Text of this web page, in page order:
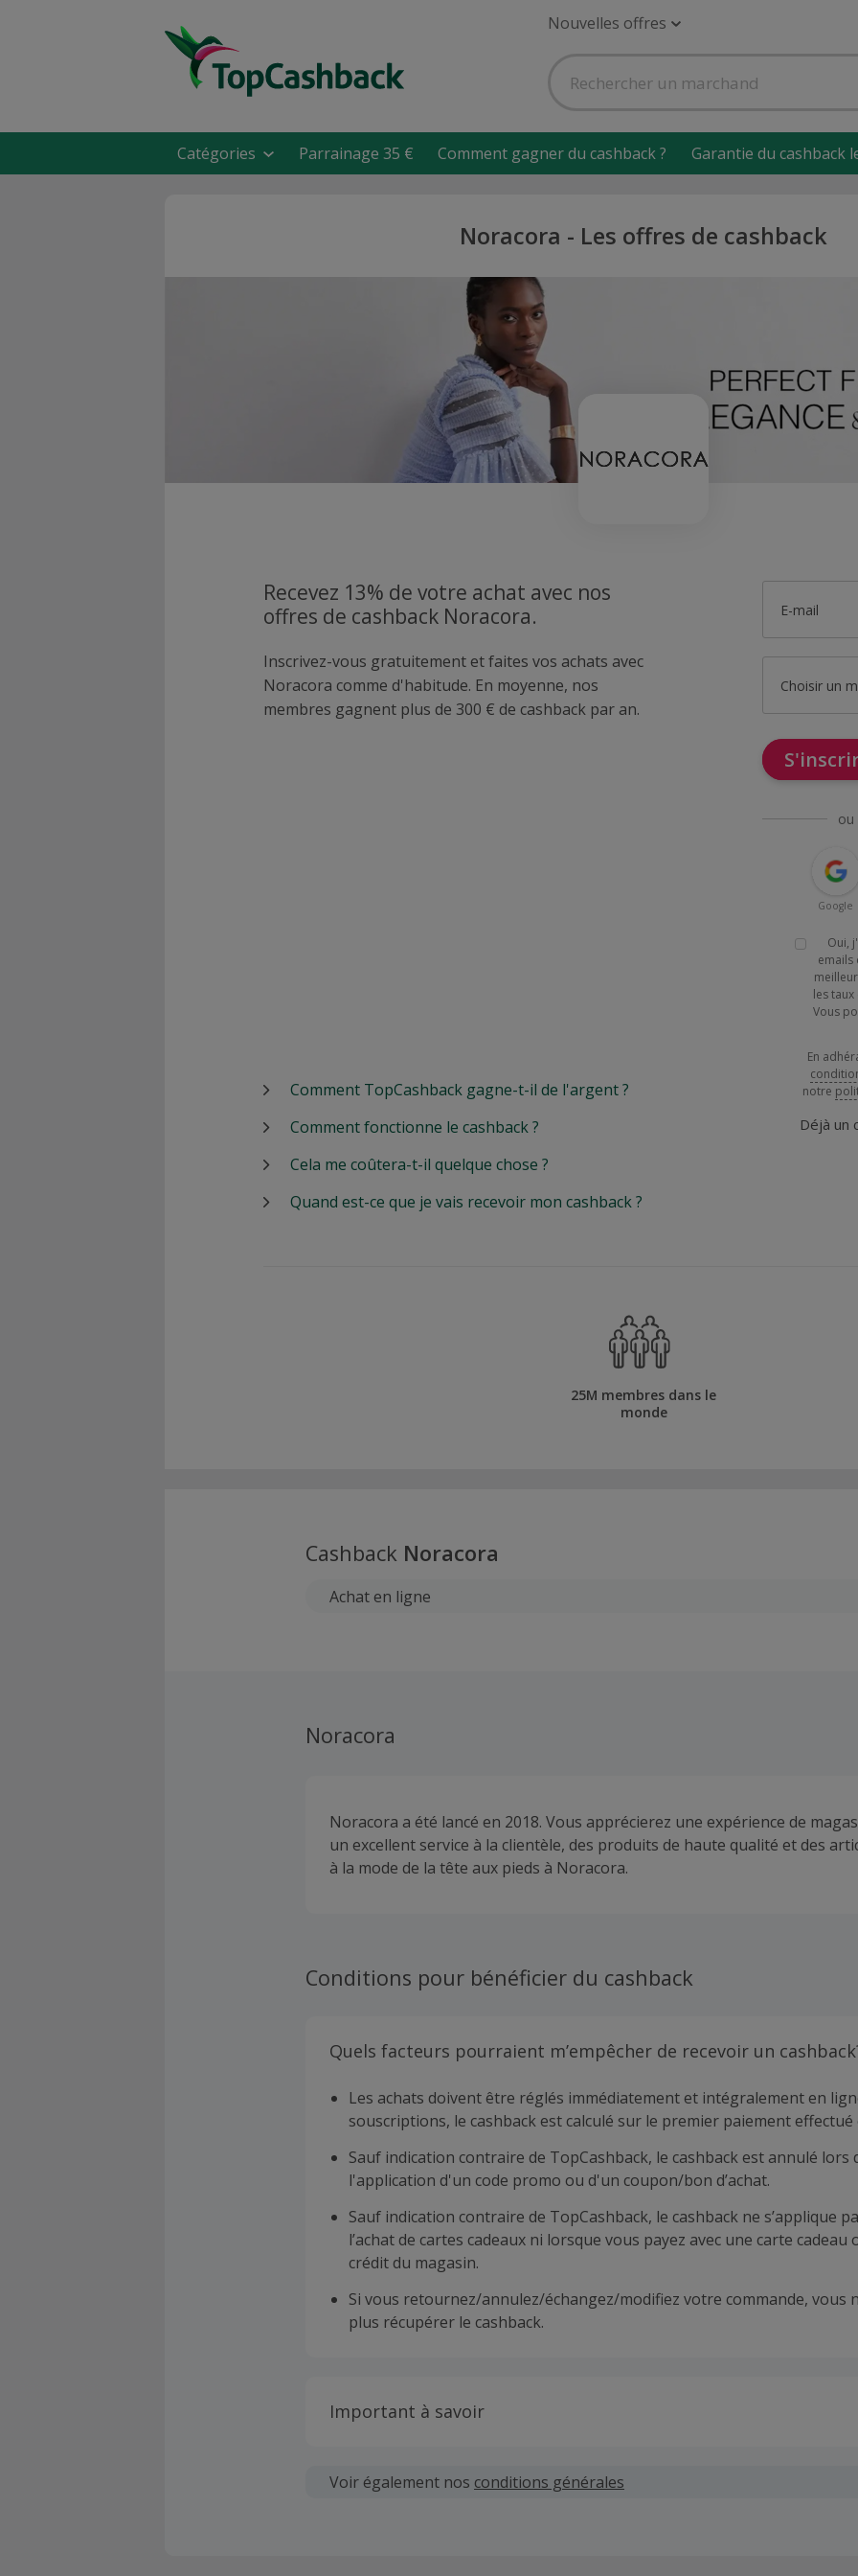
Nouvelles offres
Catégories Parrainage 35 € Comment gagner du cashback ? Garantie du cashback
Noracora - Les offres de cashback
Recevez 13% de votre achat avec nos
offres de cashback Noracora.
Inscrivez-vous gratuitement et faites vos achats avec
Noracora comme d'habitude. En moyenne, nos
membres gagnent plus de 300 € de cashback par an.
E-mail
Choisir un
ou
Google
Oui,
emails
les
Vous
En
notre
Déjà un
Comment TopCashback gagne-t-il de l'argent ?
Comment fonctionne le cashback ?
Cela me coûtera-t-il quelque chose ?
Quand est-ce que je vais recevoir mon cashback ?
25M membres dans le
monde
Cashback Noracora
Achat en ligne
Noracora
Noracora a été lancé en 2018. Vous apprécierez une expérience de
un excellent service à la clientèle, des produits de haute qualité et des
à la mode de la tête aux pieds à Noracora.
Conditions pour bénéficier du cashback
Quels facteurs pourraient m’empêcher de recevoir un
Les achats doivent être réglés immédiatement et intégralement en
souscriptions, le cashback est calculé sur le premier paiement effectué
Sauf indication contraire de TopCashback, le cashback est annulé lors
l'application d'un code promo ou d'un coupon/bon d’achat.
Sauf indication contraire de TopCashback, le cashback ne s’applique
l’achat de cartes cadeaux ni lorsque vous payez avec une carte cadeau
crédit du magasin.
Si vous retournez/annulez/échangez/modifiez votre commande, vous
plus récupérer le cashback.
Important à savoir
soumises au plus tard dans les 100 jours qui suivent la date d'achat.
Voir également nos conditions générales